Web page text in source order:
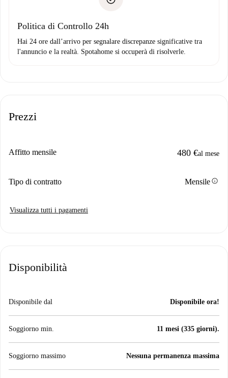
Domiciliazione del pagamento
Politica di Controllo 24h
Hai 24 ore dall’arrivo per segnalare discrepanze significative tra
l'annuncio e la realtà. Spotahome si occuperà di risolverle.
Prezzi
Affitto mensile 480 €al mese
Tipo di contratto Mensileinfo
Visualizza tutti i pagamenti
Disponibilità
Disponibile dal Disponibile ora!
Soggiorno min. 11 mesi (335 giorni).
Soggiorno massimo Nessuna permanenza massima